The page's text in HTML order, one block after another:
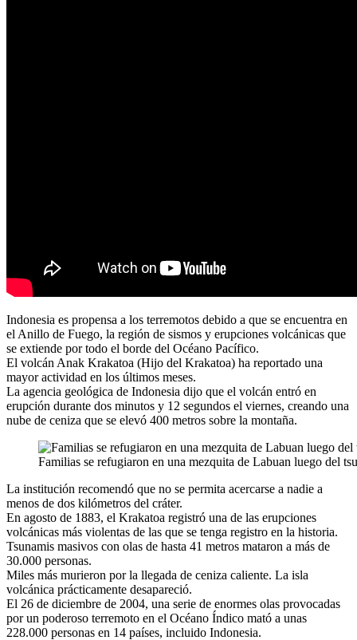
Indonesia es propensa a los terremotos debido a que se encuentra en
el Anillo de Fuego, la región de sismos y erupciones volcánicas que
se extiende por todo el borde del Océano Pacífico.
El volcán Anak Krakatoa (Hijo del Krakatoa) ha reportado una
mayor actividad en los últimos meses.
La agencia geológica de Indonesia dijo que el volcán entró en
erupción durante dos minutos y 12 segundos el viernes, creando una
nube de ceniza que se elevó 400 metros sobre la montaña.
Familias se refugiaron en una mezquita de Labuan luego del
La institución recomendó que no se permita acercarse a nadie a
menos de dos kilómetros del cráter.
En agosto de 1883, el Krakatoa registró una de las erupciones
volcánicas más violentas de las que se tenga registro en la historia.
Tsunamis masivos con olas de hasta 41 metros mataron a más de
30.000 personas.
Miles más murieron por la llegada de ceniza caliente. La isla
volcánica prácticamente desapareció.
El 26 de diciembre de 2004, una serie de enormes olas provocadas
por un poderoso terremoto en el Océano Índico mató a unas
228.000 personas en 14 países, incluido Indonesia.